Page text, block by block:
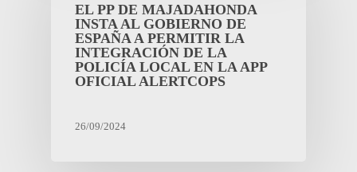
EL PP DE MAJADAHONDA
INSTA AL GOBIERNO DE
ESPAÑA A PERMITIR LA
INTEGRACIÓN DE LA
POLICÍA LOCAL EN LA APP
OFICIAL ALERTCOPS
26/09/2024